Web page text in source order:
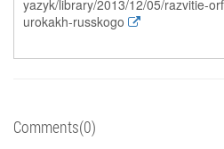
yazyk/library/2013/12/05/razvitie-
urokakh-russkogo
Comments(0)